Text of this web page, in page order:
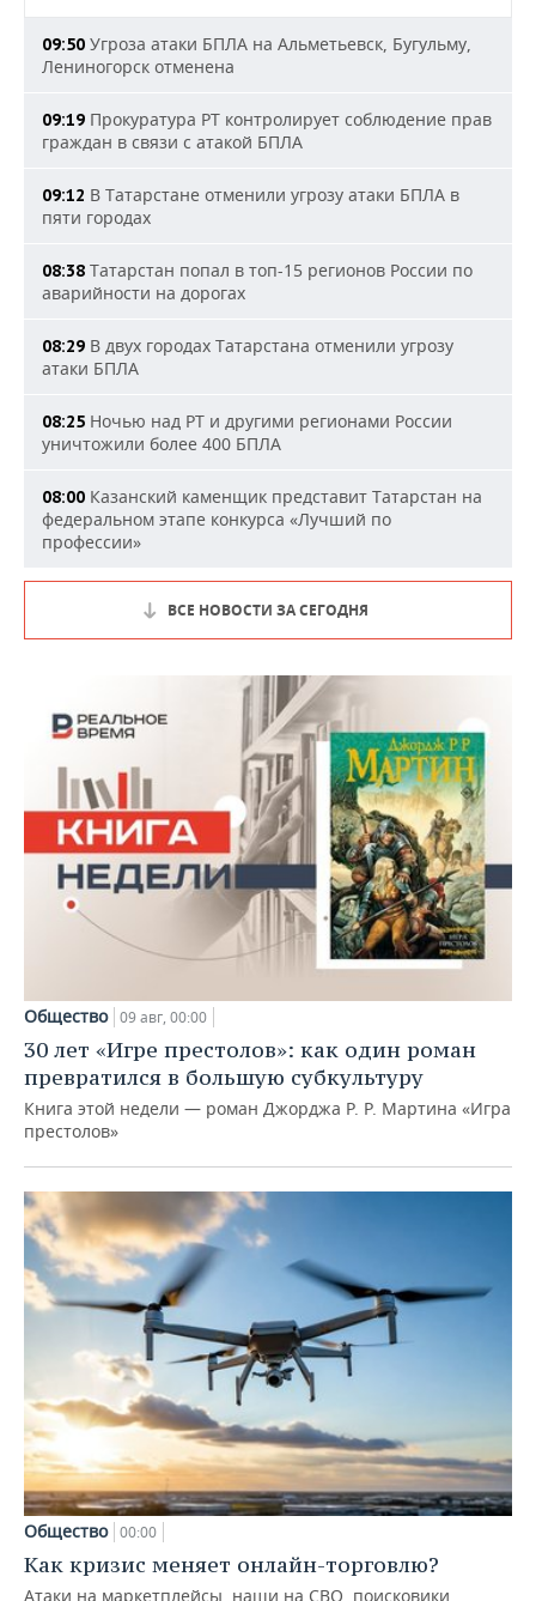
09:50 Угроза атаки БПЛА на Альметьевск, Бугульму,
Лениногорск отменена
09:19 Прокуратура РТ контролирует соблюдение прав
граждан в связи с атакой БПЛА
09:12 В Татарстане отменили угрозу атаки БПЛА в
пяти городах
08:38 Татарстан попал в топ-15 регионов России по
аварийности на дорогах
08:29 В двух городах Татарстана отменили угрозу
атаки БПЛА
08:25 Ночью над РТ и другими регионами России
уничтожили более 400 БПЛА
08:00 Казанский каменщик представит Татарстан на
федеральном этапе конкурса «Лучший по
профессии»
ВСЕ НОВОСТИ ЗА СЕГОДНЯ
Общество 09 авг, 00:00
30 лет «Игре престолов»: как один роман
превратился в большую субкультуру
Книга этой недели — роман Джорджа Р. Р. Мартина «Игра
престолов»
Общество 00:00
Как кризис меняет онлайн-торговлю?
Атаки на маркетплейсы, наши на СВО, поисковики